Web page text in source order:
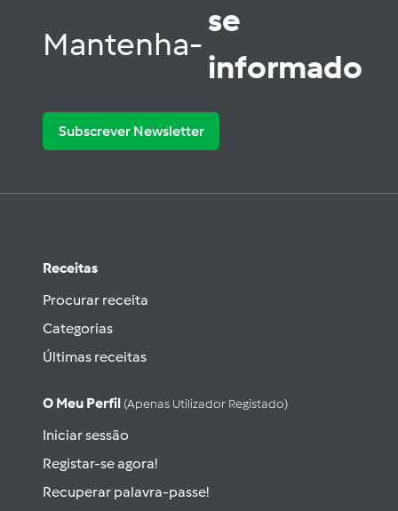
Mantenha-
se
informado
Subscrever Newsletter
Receitas
Procurar receita
Categorias
Últimas receitas
O Meu Perfil (apenas Utilizador Registado)
Iniciar sessão
Registar-se agora!
Recuperar palavra-passe!